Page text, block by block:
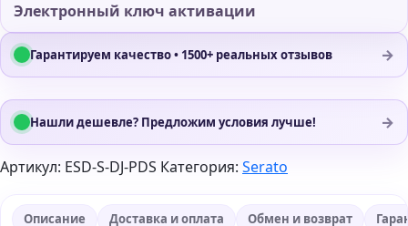
Электронный ключ активации
Гарантируем качество • 1500+ реальных отзывов →
Нашли дешевле? Предложим условия лучше! →
Артикул: ESD-S-DJ-PDS Категория: Serato
Описание Доставка и оплата Обмен и возврат